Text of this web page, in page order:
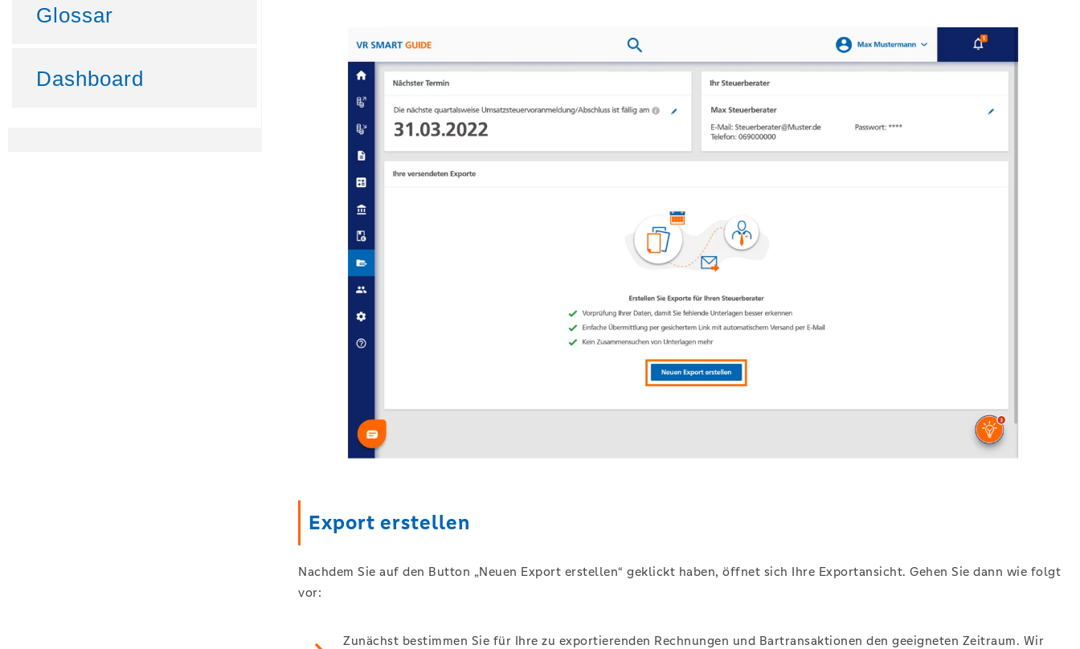
Glossar
Dashboard
Export erstellen
Nachdem Sie auf den Button „Neuen Export erstellen“ geklickt haben, öffnet sich Ihre Exportansicht. Gehen Sie dann wie folgt
vor:
Zunächst bestimmen Sie für Ihre zu exportierenden Rechnungen und Bartransaktionen den geeigneten Zeitraum. Wir